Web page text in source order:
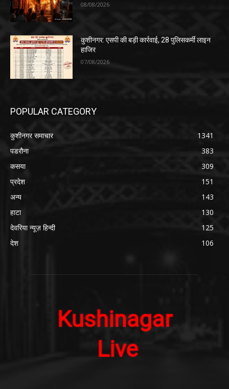
08/08/2026
कुशीनगर: एसपी की बड़ी कार्रवाई, 28 पुलिसकर्मी लाइन
हाजिर
07/08/2026
POPULAR CATEGORY
कुशीनगर समाचार
1341
पडरौना
383
कसया
309
प्रदेश
151
अन्य
143
हाटा
130
देवरिया न्यूज़ हिन्दी
125
देश
106